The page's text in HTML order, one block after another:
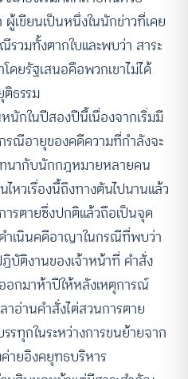
เขียนเป็นหนึ่งในนักข่าวที่เคย
วมทั้งตากใบและพบว่า สาระ
ยรัฐเสนอคือพวกเขาไม่ได้
ติธรรม
นักในปีสองปีนี้เนื่องจากเริ่มมี
ณีอายุของคดีความที่กำลังจะ
นากับนักกฎหมายหลายคน
หวเรื่องนี้ถึงทางตันไปนานแล้ว
รตายซึ่งปกติแล้วถือเป็นจุด
ำเนินคดีอาญาในกรณีที่พบว่า
บัติงานของเจ้าหน้าที่ คำสั่ง
กมาห้าปีให้หลังเหตุการณ์
าอ่านคำสั่งไต่สวนการตาย
ทุกในระหว่างการขนย้ายจาก
ายอิงคยุทธบริหาร